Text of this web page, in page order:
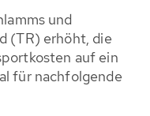
und
(TR) erhöht, die
auf ein
für nachfolgende